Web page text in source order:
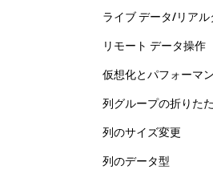
ライブ データ/リア
リモート データ操作
仮想化とパフォーマ
列グループの折りた
列のサイズ変更
列のデータ型